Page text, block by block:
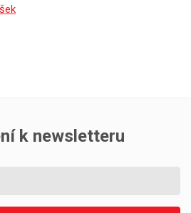
k newsletteru